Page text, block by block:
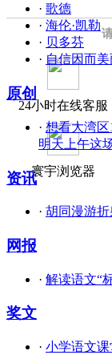
24小时在线客服
寰宇浏览器
· 歌德
· 海伦·凯勒
· 贝多芬
· 自信因而
原创
· 想看大湾
明天上午这
资讯
· 胡同漫游
网报
· 解读语文“
奖文
· 小学语文